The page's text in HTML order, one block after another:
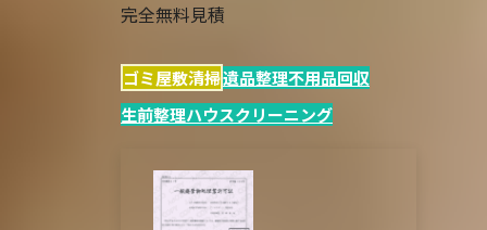
完全無料見積
ゴミ屋敷清掃遺品整理不用品回収
生前整理ハウスクリーニング